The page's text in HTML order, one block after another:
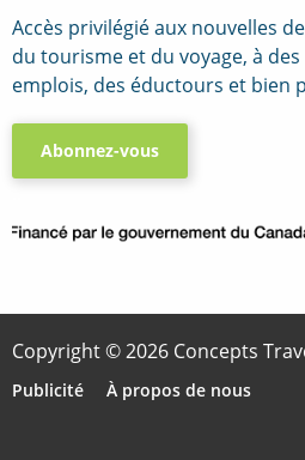
Accès privilégié aux nouvelles
du tourisme et du voyage, à
emplois, des éductours et bien
Abonnez-vous
Copyright © 2026 Concepts
Publicité À propos de nous